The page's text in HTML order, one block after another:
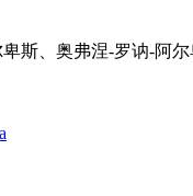
斯、奥弗涅-罗讷-阿尔